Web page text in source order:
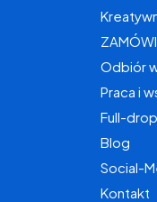
Odbiór
Praca i
Full-
Blog
Social-
Kontakt